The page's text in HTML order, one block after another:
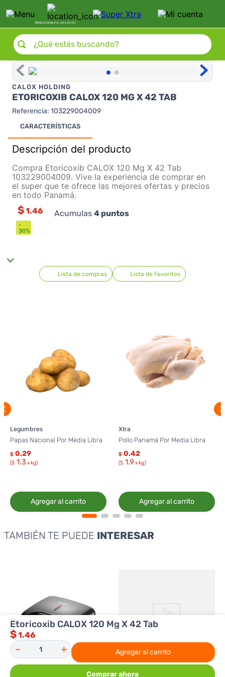
Seleccionauna ubicación
¿Qué estás buscando?
CALOX HOLDING
ETORICOXIB CALOX 120 MG X 42 TAB
Referencia: 103229004009
CARACTERÍSTICAS
Descripción del producto
Compra Etoricoxib CALOX 120 Mg X 42 Tab
103229004009. Vive la experiencia de comprar en
el super que te ofrece las mejores ofertas y precios
en todo Panamá.
-
30%
$1.46 Acumulas 4puntos
Lista de compras Lista de favoritos
Legumbres
Papas Nacional Por Media Libra
$ 0.29
($ 1.3x kg)
Agregar al carrito
Xtra
Pollo Panamá Por Media Libra
$ 0.42
($ 1.9 x kg)
Agregar al carrito
TAMBIÉN TE PUEDE INTERESAR
Etoricoxib CALOX 120 Mg X 42 Tab
$1.46
＋
－ Agregar al carrito
Comprar ahora